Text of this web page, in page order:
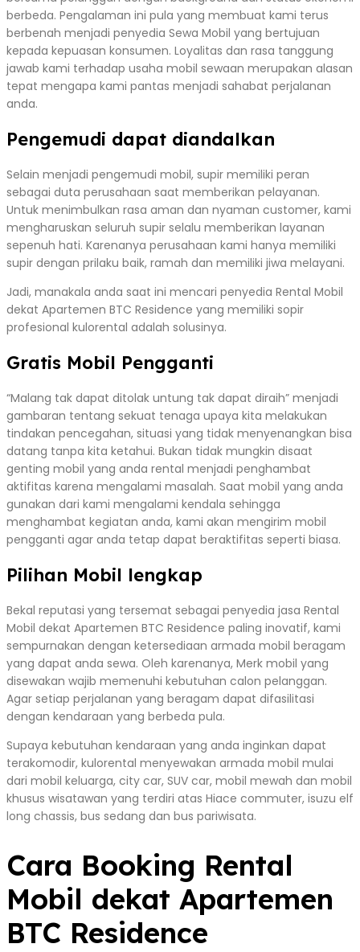
berbeda. Pengalaman ini pula yang membuat kami terus
berbenah menjadi penyedia Sewa Mobil yang bertujuan
kepada kepuasan konsumen. Loyalitas dan rasa tanggung
jawab kami terhadap usaha mobil sewaan merupakan alasan
tepat mengapa kami pantas menjadi sahabat perjalanan
anda.
Pengemudi dapat diandalkan
Selain menjadi pengemudi mobil, supir memiliki peran
sebagai duta perusahaan saat memberikan pelayanan.
Untuk menimbulkan rasa aman dan nyaman customer, kami
mengharuskan seluruh supir selalu memberikan layanan
sepenuh hati. Karenanya perusahaan kami hanya memiliki
supir dengan prilaku baik, ramah dan memiliki jiwa melayani.
Jadi, manakala anda saat ini mencari penyedia Rental Mobil
dekat Apartemen BTC Residence yang memiliki sopir
profesional kulorental adalah solusinya.
Gratis Mobil Pengganti
“Malang tak dapat ditolak untung tak dapat diraih” menjadi
gambaran tentang sekuat tenaga upaya kita melakukan
tindakan pencegahan, situasi yang tidak menyenangkan bisa
datang tanpa kita ketahui. Bukan tidak mungkin disaat
genting mobil yang anda rental menjadi penghambat
aktifitas karena mengalami masalah. Saat mobil yang anda
gunakan dari kami mengalami kendala sehingga
menghambat kegiatan anda, kami akan mengirim mobil
pengganti agar anda tetap dapat beraktifitas seperti biasa.
Pilihan Mobil lengkap
Bekal reputasi yang tersemat sebagai penyedia jasa Rental
Mobil dekat Apartemen BTC Residence paling inovatif, kami
sempurnakan dengan ketersediaan armada mobil beragam
yang dapat anda sewa. Oleh karenanya, Merk mobil yang
disewakan wajib memenuhi kebutuhan calon pelanggan.
Agar setiap perjalanan yang beragam dapat difasilitasi
dengan kendaraan yang berbeda pula.
Supaya kebutuhan kendaraan yang anda inginkan dapat
terakomodir, kulorental menyewakan armada mobil mulai
dari mobil keluarga, city car, SUV car, mobil mewah dan mobil
khusus wisatawan yang terdiri atas Hiace commuter, isuzu elf
long chassis, bus sedang dan bus pariwisata.
Cara Booking Rental
Mobil dekat Apartemen
BTC Residence